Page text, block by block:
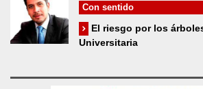
Con sentido
El riesgo por los
Universitaria